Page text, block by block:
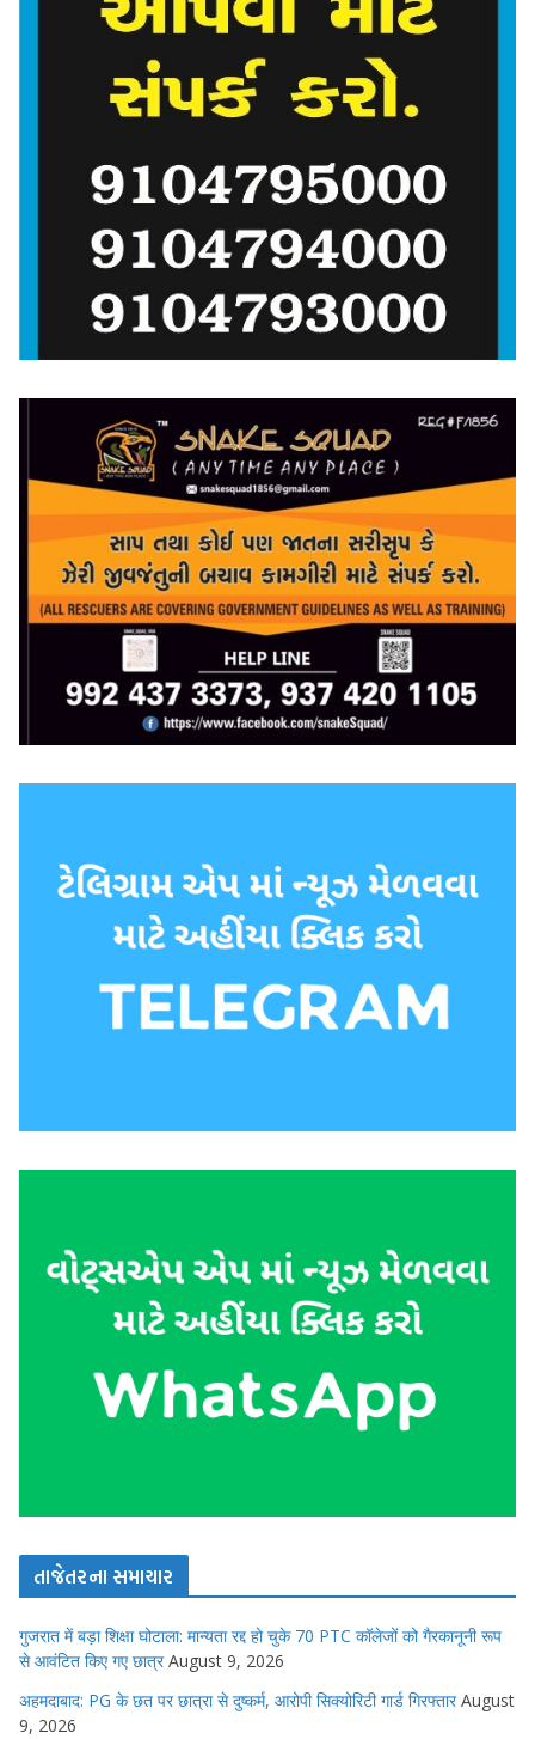
તાજેતરના સમાચાર
गुजरात में बड़ा शिक्षा घोटाला: मान्यता रद्द हो चुके 70 PTC कॉलेजों को गैरकानूनी रूप
से आवंटित किए गए छात्र August 9, 2026
अहमदाबाद: PG के छत पर छात्रा से दुष्कर्म, आरोपी सिक्योरिटी गार्ड गिरफ्तार August
9, 2026